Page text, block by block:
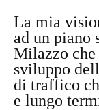
La mia
ad un piano
Milazzo che
sviluppo
di traffico
e lungo